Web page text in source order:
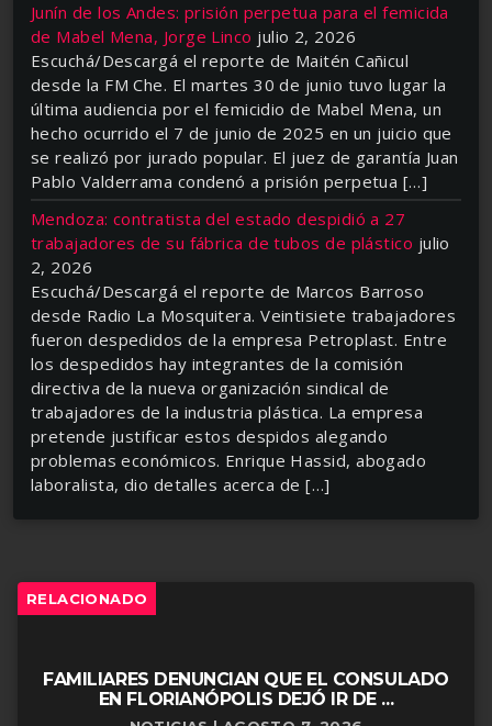
Junín de los Andes: prisión perpetua para el femicida
de Mabel Mena, Jorge Linco julio 2, 2026
Escuchá/Descargá el reporte de Maitén Cañicul
desde la FM Che. El martes 30 de junio tuvo lugar la
última audiencia por el femicidio de Mabel Mena, un
hecho ocurrido el 7 de junio de 2025 en un juicio que
se realizó por jurado popular. El juez de garantía Juan
Pablo Valderrama condenó a prisión perpetua […]
Mendoza: contratista del estado despidió a 27
trabajadores de su fábrica de tubos de plástico julio
2, 2026
Escuchá/Descargá el reporte de Marcos Barroso
desde Radio La Mosquitera. Veintisiete trabajadores
fueron despedidos de la empresa Petroplast. Entre
los despedidos hay integrantes de la comisión
directiva de la nueva organización sindical de
trabajadores de la industria plástica. La empresa
pretende justificar estos despidos alegando
problemas económicos. Enrique Hassid, abogado
laboralista, dio detalles acerca de […]
RELACIONADO
FAMILIARES DENUNCIAN QUE EL CONSULADO
EN FLORIANÓPOLIS DEJÓ IR DE ...